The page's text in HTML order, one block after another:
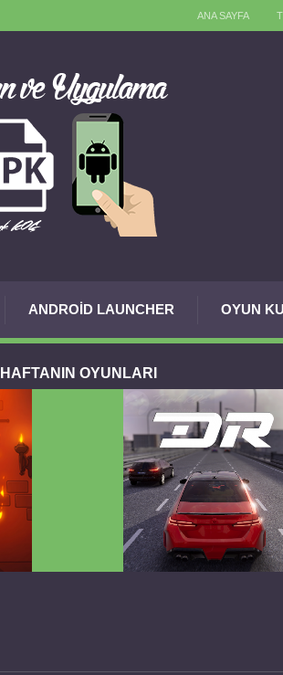
ANA SAYFA
ANDROID LAUNCHER OYUN
HAFTANIN OYUNLARI